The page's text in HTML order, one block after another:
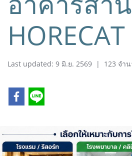
HORECAT
Last updated: 9 มิ.ย. 2569 | 123 จำ